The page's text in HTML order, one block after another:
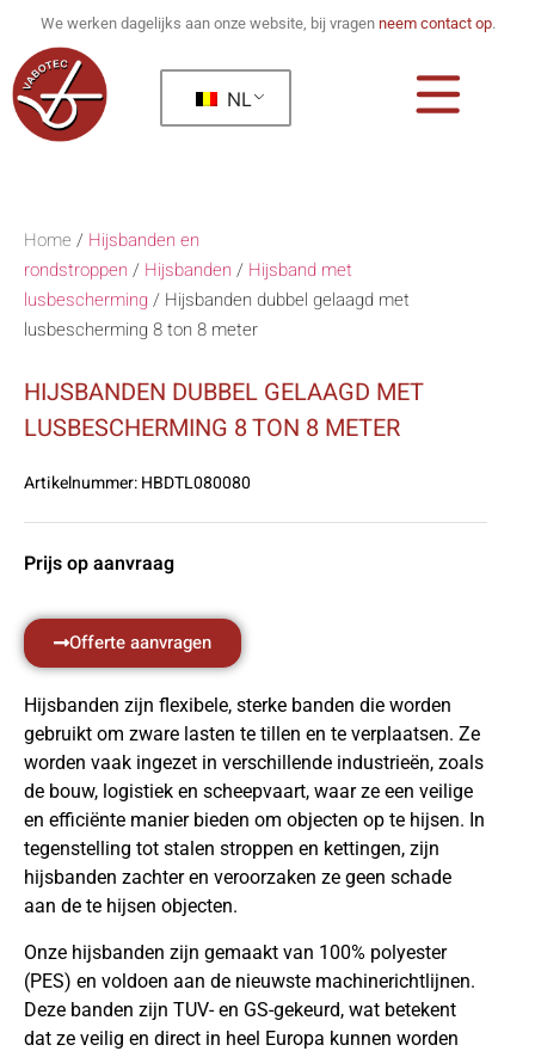
We werken dagelijks aan onze website, bij vragen neem contact op.
NL
Home / Hijsbanden en
rondstroppen / Hijsbanden / Hijsband met
lusbescherming / Hijsbanden dubbel gelaagd met
lusbescherming 8 ton 8 meter
HIJSBANDEN DUBBEL GELAAGD MET
LUSBESCHERMING 8 TON 8 METER
Artikelnummer:HBDTL080080
Prijs op aanvraag
Offerte aanvragen
Hijsbanden zijn flexibele, sterke banden die worden
gebruikt om zware lasten te tillen en te verplaatsen. Ze
worden vaak ingezet in verschillende industrieën, zoals
de bouw, logistiek en scheepvaart, waar ze een veilige
en efficiënte manier bieden om objecten op te hijsen. In
tegenstelling tot stalen stroppen en kettingen, zijn
hijsbanden zachter en veroorzaken ze geen schade
aan de te hijsen objecten.
Onze hijsbanden zijn gemaakt van 100% polyester
(PES) en voldoen aan de nieuwste machinerichtlijnen.
Deze banden zijn TUV- en GS-gekeurd, wat betekent
dat ze veilig en direct in heel Europa kunnen worden